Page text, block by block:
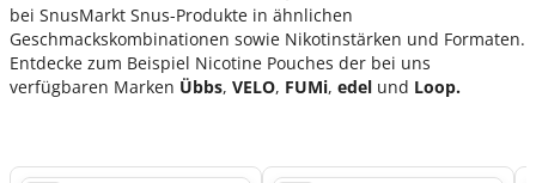
bei SnusMarkt Snus-Produkte in ähnlichen
Geschmackskombinationen sowie Nikotinstärken und Formaten.
Entdecke zum Beispiel Nicotine Pouches der bei uns
verfügbaren Marken Übbs, VELO, FUMi, edel und Loop.